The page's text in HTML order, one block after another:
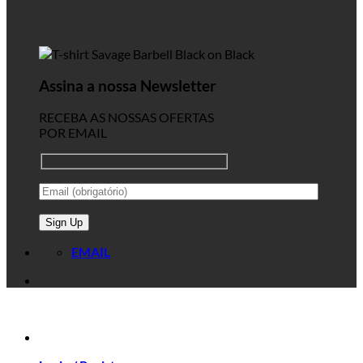
Assina a nossa Newsletter
RECEBA AS NOSSAS OFERTAS
POR EMAIL
EMAIL